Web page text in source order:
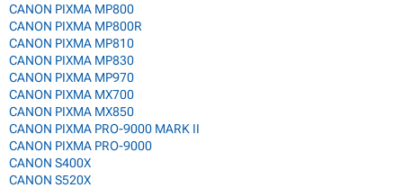
CANON PIXMA MP800
CANON PIXMA MP800R
CANON PIXMA MP810
CANON PIXMA MP830
CANON PIXMA MP970
CANON PIXMA MX700
CANON PIXMA MX850
CANON PIXMA PRO-9000 MARK II
CANON PIXMA PRO-9000
CANON S400X
CANON S520X